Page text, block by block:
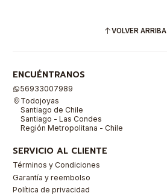
VOLVER ARRIBA
ENCUÉNTRANOS
56933007989
Todojoyas
Santiago de Chile
Santiago - Las Condes
Región Metropolitana - Chile
SERVICIO AL CLIENTE
Términos y Condiciones
Garantía y reembolso
Política de privacidad